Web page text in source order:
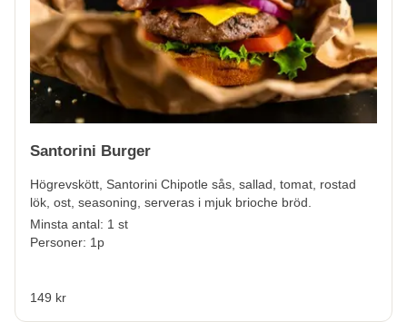
Santorini Burger
Högrevskött, Santorini Chipotle sås, sallad, tomat, rostad
lök, ost, seasoning, serveras i mjuk brioche bröd.
Minsta antal: 1 st
Personer: 1p
149 kr